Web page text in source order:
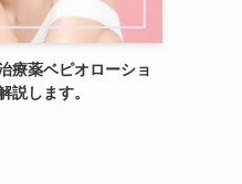
療薬ベピオローショ
説します。